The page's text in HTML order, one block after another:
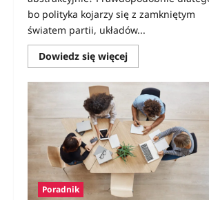
bo polityka kojarzy się z zamkniętym
światem partii, układów...
Dowiedz się więcejDowiedz
się
o
Jak
zostać
politykiem
–
od
czego
zacząć?
Poradnik